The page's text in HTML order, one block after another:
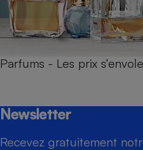
Parfums - Les prix
Newsletter
Recevez gratuitement